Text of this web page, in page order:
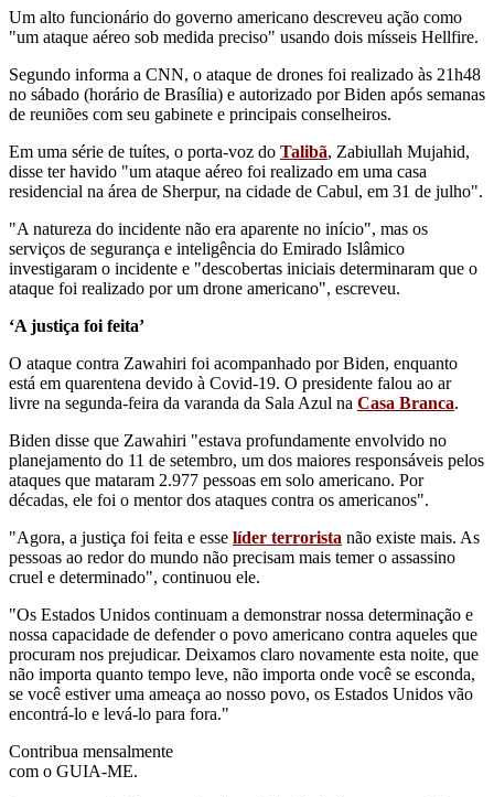
Um alto funcionário do governo americano descreveu ação como
"um ataque aéreo sob medida preciso" usando dois mísseis Hellfire.
Segundo informa a CNN, o ataque de drones foi realizado às 21h48
no sábado (horário de Brasília) e autorizado por Biden após semanas
de reuniões com seu gabinete e principais conselheiros.
Em uma série de tuítes, o porta-voz do Talibã, Zabiullah Mujahid,
disse ter havido "um ataque aéreo foi realizado em uma casa
residencial na área de Sherpur, na cidade de Cabul, em 31 de julho".
"A natureza do incidente não era aparente no início", mas os
serviços de segurança e inteligência do Emirado Islâmico
investigaram o incidente e "descobertas iniciais determinaram que o
ataque foi realizado por um drone americano", escreveu.
‘A justiça foi feita’
O ataque contra Zawahiri foi acompanhado por Biden, enquanto
está em quarentena devido à Covid-19. O presidente falou ao ar
livre na segunda-feira da varanda da Sala Azul na Casa Branca.
Biden disse que Zawahiri "estava profundamente envolvido no
planejamento do 11 de setembro, um dos maiores responsáveis ​​pelos
ataques que mataram 2.977 pessoas em solo americano. Por
décadas, ele foi o mentor dos ataques contra os americanos".
"Agora, a justiça foi feita e esse líder terrorista não existe mais. As
pessoas ao redor do mundo não precisam mais temer o assassino
cruel e determinado", continuou ele.
"Os Estados Unidos continuam a demonstrar nossa determinação e
nossa capacidade de defender o povo americano contra aqueles que
procuram nos prejudicar. Deixamos claro novamente esta noite, que
não importa quanto tempo leve, não importa onde você se esconda,
se você estiver uma ameaça ao nosso povo, os Estados Unidos vão
encontrá-lo e levá-lo para fora."
Contribua mensalmente
com o GUIA-ME.